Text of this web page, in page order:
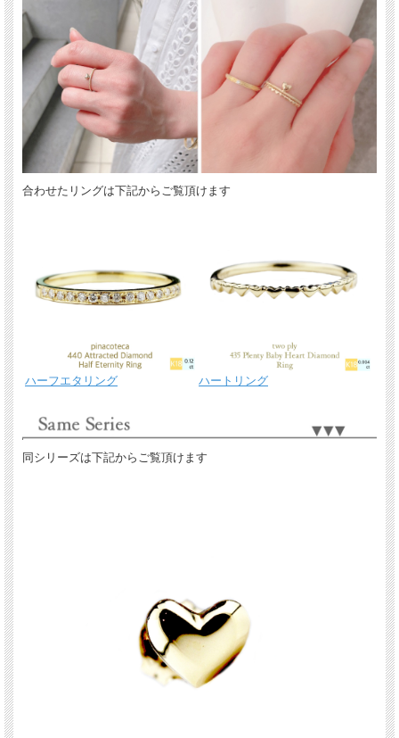
合わせたリングは下記からご覧頂けます
ハーフエタリング ハートリング
同シリーズは下記からご覧頂けます